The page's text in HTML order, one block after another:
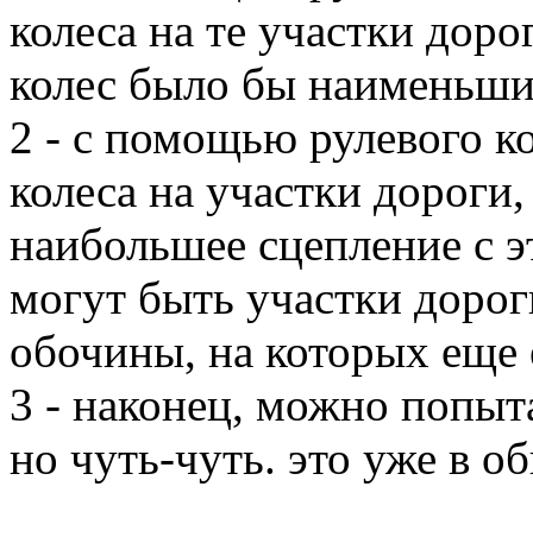
колеса на те участки
колес было бы
2 - с помощью рулевого
колеса на участки
наибольшее сцепление с
могут быть участки
обочины, на которых
3 - наконец, можно
но чуть-чуть. это уже в